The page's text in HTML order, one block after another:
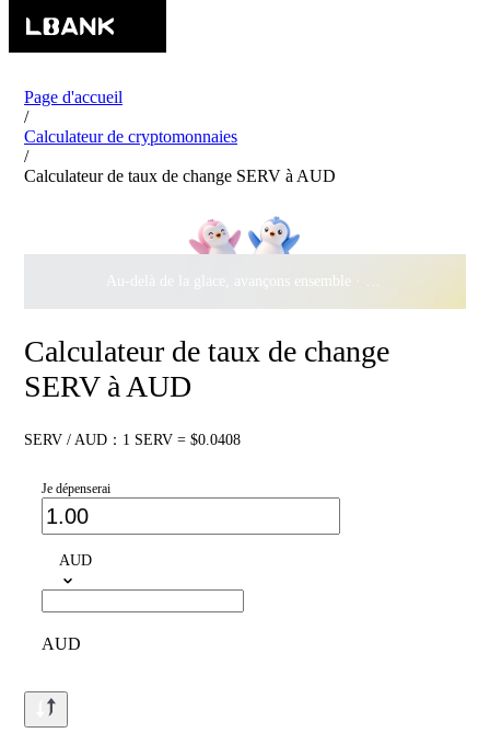
Page d'accueil
/
Calculateur de cryptomonnaies
/
Calculateur de taux de change SERV à AUD
Au-delà de la glace, avançons ensemble ·
500 000 $
Calculateur de taux de change
SERV à AUD
SERV / AUD：1 SERV = $0.0408
Je dépenserai
AUD
AUD